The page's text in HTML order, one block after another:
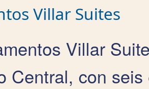
Villar Suites
Villar
Central, con